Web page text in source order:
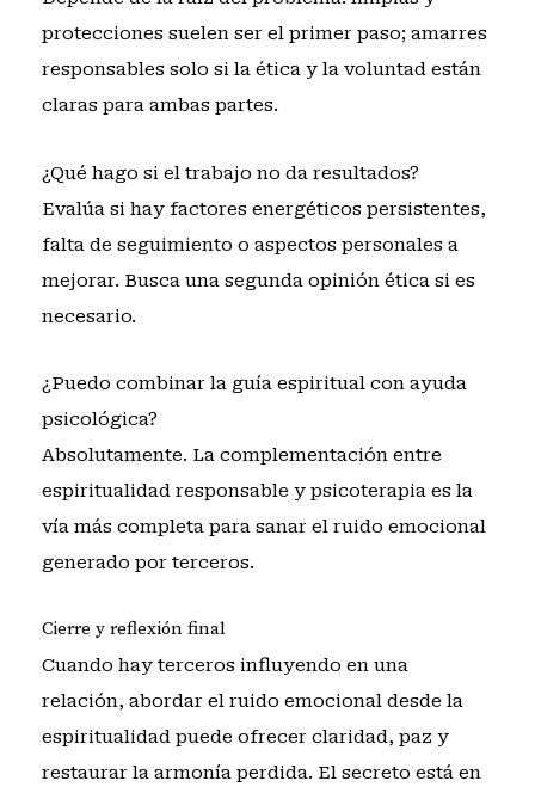
protecciones suelen ser el primer paso; amarres
responsables solo si la ética y la voluntad están
claras para ambas partes.
¿Qué hago si el trabajo no da resultados?
Evalúa si hay factores energéticos persistentes,
falta de seguimiento o aspectos personales a
mejorar. Busca una segunda opinión ética si es
necesario.
¿Puedo combinar la guía espiritual con ayuda
psicológica?
Absolutamente. La complementación entre
espiritualidad responsable y psicoterapia es la
vía más completa para sanar el ruido emocional
generado por terceros.
Cierre y reflexión final
Cuando hay terceros influyendo en una
relación, abordar el ruido emocional desde la
espiritualidad puede ofrecer claridad, paz y
restaurar la armonía perdida. El secreto está en